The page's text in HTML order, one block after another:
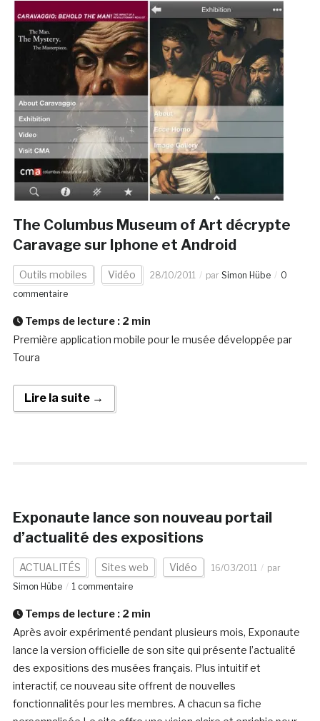
The Columbus Museum of Art décrypte
Caravage sur Iphone et Android
Outils mobiles Vidéo 28/10/2011 par Simon Hübe
0
commentaire
Temps de lecture : 2 min
Première application mobile pour le musée développée par
Toura
Lire la suite →
Exponaute lance son nouveau portail
d’actualité des expositions
ACTUALITÉS Sites web Vidéo 16/03/2011
par
Simon Hübe
1 commentaire
Temps de lecture : 2 min
Après avoir expérimenté pendant plusieurs mois, Exponaute
lance la version officielle de son site qui présente l’actualité
des expositions des musées français. Plus intuitif et
interactif, ce nouveau site offrent de nouvelles
fonctionnalités pour les membres. A chacun sa fiche